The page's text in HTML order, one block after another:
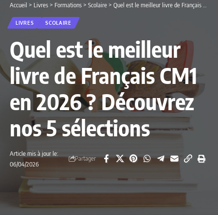
Accueil > Livres > Formations > Scolaire > Quel est le meilleur livre de Français CM1 en 2026 ? Découvrez nos 5 sélections
LIVRES SCOLAIRE
Quel est le meilleur
livre de Français CM1
en 2026 ? Découvrez
nos 5 sélections
Article mis à jour le:
06/04/2026
Partager